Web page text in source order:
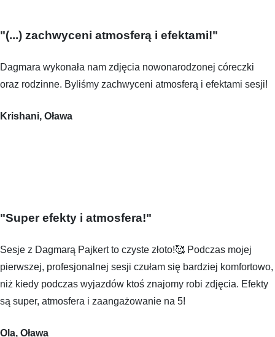
"(...) zachwyceni atmosferą i efektami!"
Dagmara wykonała nam zdjęcia nowonarodzonej córeczki
oraz rodzinne. Byliśmy zachwyceni atmosferą i efektami sesji!
Krishani, Oława
"Super efekty i atmosfera!"
Sesje z Dagmarą Pajkert to czyste złoto!🥰 Podczas mojej
pierwszej, profesjonalnej sesji czułam się bardziej komfortowo,
niż kiedy podczas wyjazdów ktoś znajomy robi zdjęcia. Efekty
są super, atmosfera i zaangażowanie na 5!
Ola, Oława